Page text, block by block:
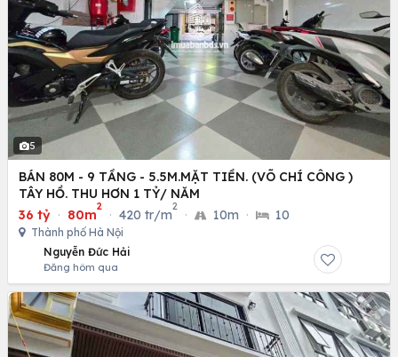
5
BÁN 80M - 9 TẦNG - 5.5M.MẶT TIỀN. (VÕ CHÍ CÔNG )
TÂY HỒ. THU HƠN 1 TỶ/ NĂM
36 tỷ · 80m
2
· 420 tr/m
2
· 10m · 10
Thành phố Hà Nội
Nguyễn Đức Hải
Đăng hôm qua